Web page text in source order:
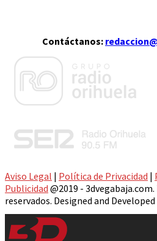
Contáctanos:
Aviso Legal | Política de Privacidad |
Publicidad @2019 -
reservados. Designed and